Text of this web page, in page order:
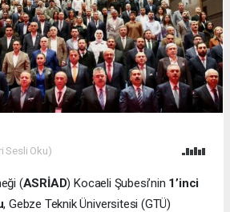
Sesli Oku)
(ASRİAD) Kocaeli Şubesi’nin 1’inci
, Gebze Teknik Üniversitesi (GTÜ)